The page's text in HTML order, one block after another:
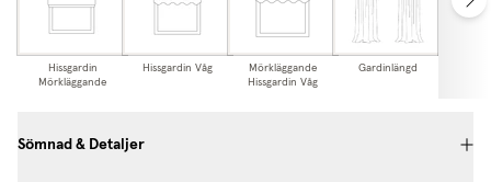
Hissgardin
Mörkläggande
Hissgardin Våg
Mörkläggande
Hissgardin Våg
Gardinlängd
Sömnad & Detaljer